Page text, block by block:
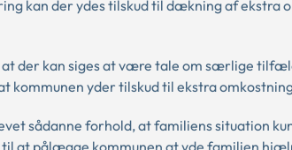
kan der ydes tilskud til dækning af ekstra
der kan siges at være tale om særlige
yder tilskud til ekstra
sådanne forhold, at familiens situation
at pålægge kommunen at yde familien